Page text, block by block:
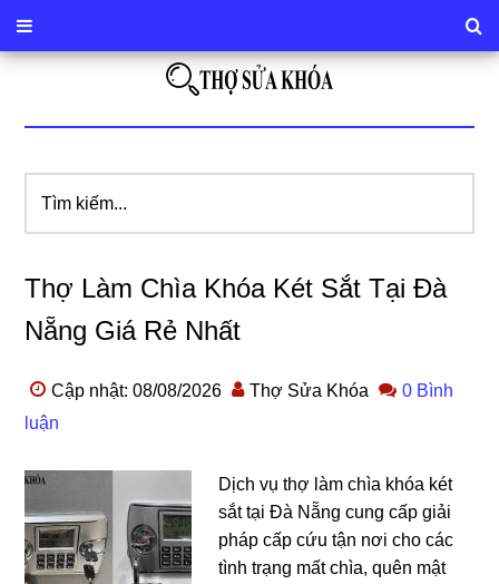
kiếm...
Thợ Làm Chìa Khóa Két Sắt Tại Đà
Nẵng Giá Rẻ Nhất
Cập nhật: 08/08/2026 Thợ Sửa Khóa
0 Bình
luận
Dịch vụ thợ làm chìa khóa két
sắt tại Đà Nẵng cung cấp giải
pháp cấp cứu tận nơi cho các
tình trạng mất chìa, quên mật